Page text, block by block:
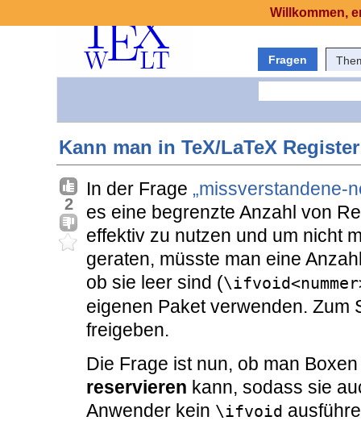
Fragen
Kann man in TeX/LaTeX
2
In der Frage „missverstandene-
es eine begrenzte Anzahl von
effektiv zu nutzen und um nicht
geraten, müsste man eine
ob sie leer sind (
eigenen Paket verwenden. Zum
freigeben.
Die Frage ist nun, ob man
reservieren kann, sodass sie
Anwender kein \ifvoid
Willkommen,